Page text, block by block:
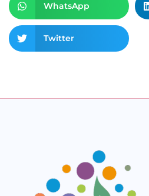
WhatsApp
Twitter